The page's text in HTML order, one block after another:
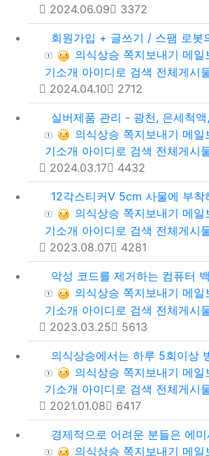
등록일
2024.06.09 조회
3372
회원가입 + 글쓰기 / 스팸 로봇
등록자의식상승 쪽지보내기 메일
기소개 아이디로 검색 전체게시
등록일
2024.04.10 조회
2712
실버제품 관리 - 광천, 은세척액, 광
등록자의식상승 쪽지보내기 메일
기소개 아이디로 검색 전체게시
등록일
2024.03.17 조회
4432
12각스티커V 5cm 사물에 부착하지
등록자의식상승 쪽지보내기 메일
기소개 아이디로 검색 전체게시
등록일
2023.08.07 조회
4281
악성 코드를 제거하는 컴퓨터 백
등록자의식상승 쪽지보내기 메일
기소개 아이디로 검색 전체게시
등록일
2023.03.25 조회
5613
의식상승에서는 하루 5회이상 방역을
등록자의식상승 쪽지보내기 메일
기소개 아이디로 검색 전체게시
등록일
2021.01.08 조회
6417
경제적으로 어려운 분들은 에미세리윌을 프린트를 해
등록자의식상승 쪽지보내기 메일